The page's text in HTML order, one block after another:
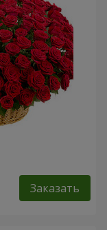
Заказать